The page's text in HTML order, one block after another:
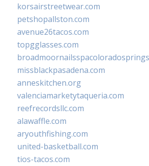
korsairstreetwear.com
petshopallston.com
avenue26tacos.com
topgglasses.com
missblackpasadena.com
anneskitchen.org
valenciamarketytaqueria.com
reefrecordsllc.com
alawaffle.com
aryouthfishing.com
united-basketball.com
tios-tacos.com